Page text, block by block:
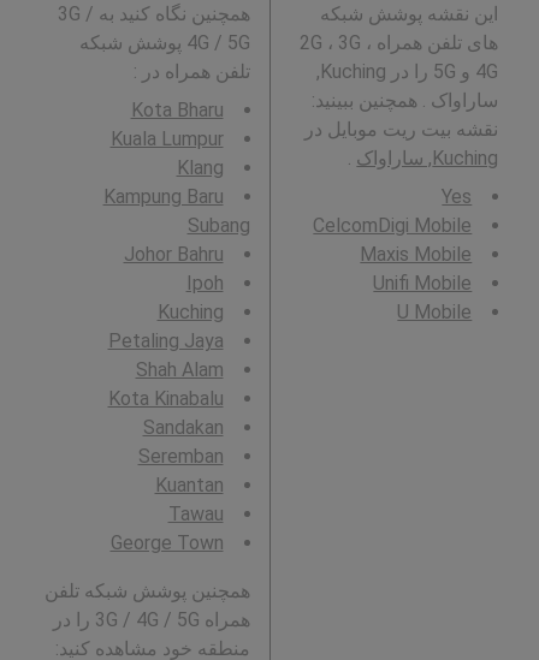
این نقشه پوشش شبکه
های تلفن همراه 2G ، 3G ،
4G و 5G را در Kuching,
ساراواک . همچنین ببینید:
نقشه بیت ریت موبایل در
Kuching, ساراواک
Yes
CelcomDigi Mobile
Maxis Mobile
Unifi Mobile
U Mobile
همچنین نگاه کنید به 3G /
4G / 5G پوشش شبکه
تلفن همراه در :
Kota Bharu
Kuala Lumpur
Klang
Kampung Baru
Subang
Johor Bahru
Ipoh
Kuching
Petaling Jaya
Shah Alam
Kota Kinabalu
Sandakan
Seremban
Kuantan
Tawau
George Town
همچنین پوشش شبکه تلفن
همراه 3G / 4G / 5G را در
منطقه خود مشاهده کنید: